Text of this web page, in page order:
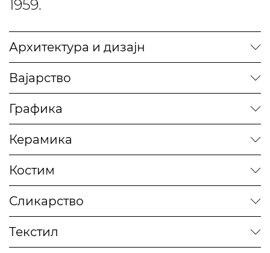
1959.
Архитектура и дизајн
Вајарство
Графика
Керамика
Костим
Сликарство
Текстил